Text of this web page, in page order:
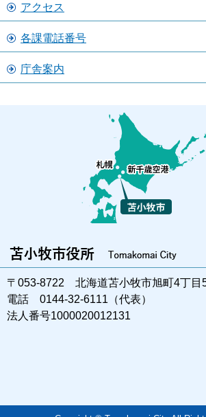
アクセス
各課電話番号
庁舎案内
〒053-8722 北海道苫小牧市旭町4丁目
電話 0144-32-6111（代表）
法人番号1000020012131